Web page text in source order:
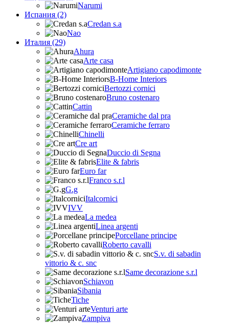
Narumi
Испания (2)
Credan s.a
Nao
Италия (29)
Ahura
Arte casa
Artigiano capodimonte
B-Home Interiors
Bertozzi cornici
Bruno costenaro
Cattin
Ceramiche dal pra
Ceramiche ferraro
Chinelli
Cre art
Duccio di Segna
Elite & fabris
Euro far
Franco s.r.l
G.g
Italcornici
IVV
La medea
Linea argenti
Porcellane principe
Roberto cavalli
S.v. di sabadin
vittorio & c. snc
Same decorazione s.r.l
Schiavon
Sibania
Tiche
Venturi arte
Zampiva